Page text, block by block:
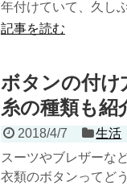
年付けていて、久し
記事を読む
ボタンの付け
糸の種類も紹
2018/4/7
生活
スーツやブレザーな
衣類のボタンってど